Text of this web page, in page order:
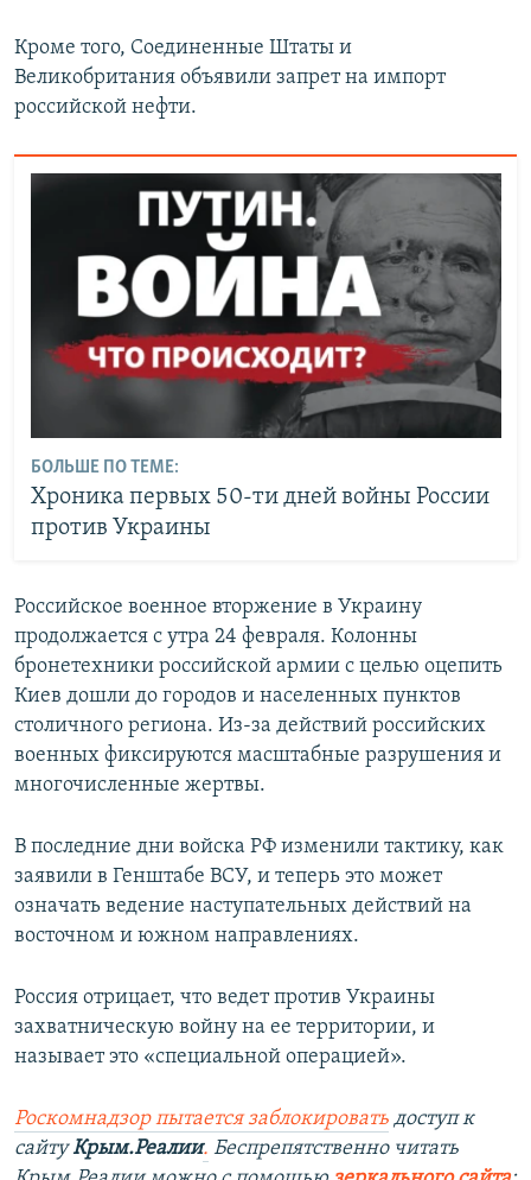
Кроме того, Соединенные Штаты и
Великобритания объявили запрет на импорт
российской нефти.
БОЛЬШЕ ПО ТЕМЕ:
Хроника первых 50-ти дней войны России
против Украины
Российское военное вторжение в Украину
продолжается с утра 24 февраля. Колонны
бронетехники российской армии с целью оцепить
Киев дошли до городов и населенных пунктов
столичного региона. Из-за действий российских
военных фиксируются масштабные разрушения и
многочисленные жертвы.
В последние дни войска РФ изменили тактику, как
заявили в Генштабе ВСУ, и теперь это может
означать ведение наступательных действий на
восточном и южном направлениях.
Россия отрицает, что ведет против Украины
захватническую войну на ее территории, и
называет это «специальной операцией».
Роскомнадзор пытается заблокировать доступ к
сайтуКрым.Реалии. Беспрепятственно читать